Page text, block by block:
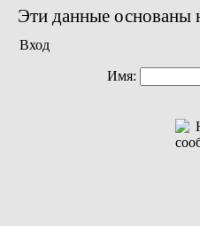
Эти данные основаны
Вход
Имя: